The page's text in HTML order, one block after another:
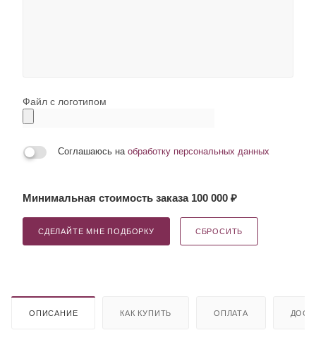
Файл с логотипом
Соглашаюсь на обработку персональных данных
Минимальная стоимость заказа 100 000 ₽
СДЕЛАЙТЕ МНЕ ПОДБОРКУ СБРОСИТЬ
ОПИСАНИЕ КАК КУПИТЬ ОПЛАТА